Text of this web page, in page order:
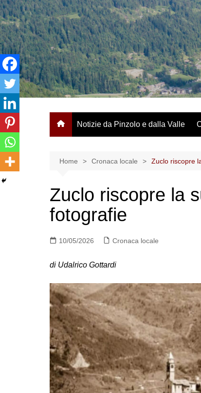
Salta
al
contenuto
Notizie da Pinzolo e dalla Valle
Home Cronaca locale Zuclo riscopre
Zuclo riscopre la
fotografie
10/05/2026 Cronaca locale
di Udalrico Gottardi